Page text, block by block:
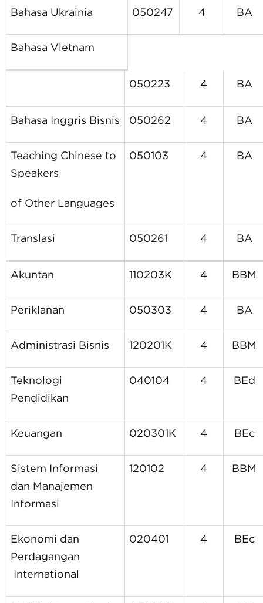
Bahasa Ukrainia 050247 4 BA
BahasaVietnam
050223 4 BA
Bahasa Inggris Bisnis 050262 4 BA
Teaching Chinese to
Speakers
of Other Languages
050103 4 BA
Translasi 050261 4 BA
Akuntan 110203K 4 BBM
Periklanan 050303 4 BA
Administrasi Bisnis 120201K 4 BBM
Teknologi
Pendidikan
040104 4 BEd
Keuangan 020301K 4 BEc
Sistem Informasi
dan Manajemen
Informasi
120102 4 BBM
Ekonomi dan
Perdagangan
International
020401 4 BEc